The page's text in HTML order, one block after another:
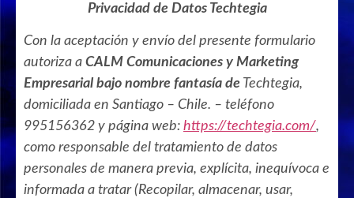
Privacidad de Datos Techtegia
Con la aceptación y envío del presente formulario
autoriza a CALM Comunicaciones y Marketing
Empresarial bajo nombre fantasía de Techtegia,
domiciliada en Santiago – Chile. – teléfono
995156362 y página web: https://techtegia.com/,
como responsable del tratamiento de datos
personales de manera previa, explícita, inequívoca e
informada a tratar (Recopilar, almacenar, usar,